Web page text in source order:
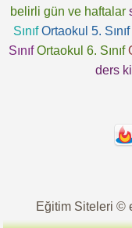
belirli gün ve haftalar
Sınıf Ortaokul 5. Sınıf
Sınıf Ortaokul 6. Sınıf
ders
Eğitim Siteleri ©